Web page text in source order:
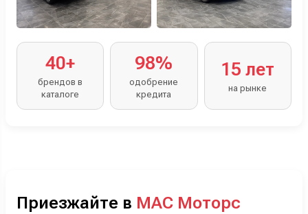
40+
брендов в
каталоге
98%
одобрение
кредита
15 лет
на рынке
Приезжайте в МАС Моторс